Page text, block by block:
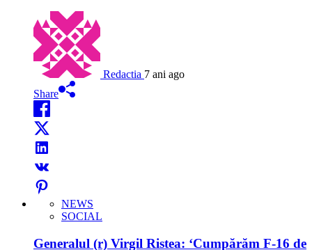
Redactia 7 ani ago
Share
NEWS
SOCIAL
Generalul (r) Virgil Ristea: ‘Cumpărăm F-16 de